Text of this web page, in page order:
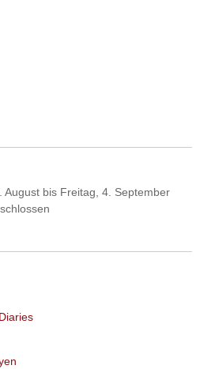
bis Freitag, 4. September